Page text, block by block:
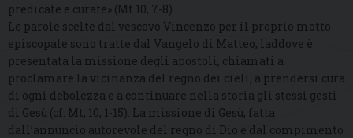
predicate e curate» (Mt 10, 7-8)
Le parole scelte dal vescovo Vincenzo per il proprio motto
episcopale sono tratte dal Vangelo di Matteo, laddove è
presentata la missione degli apostoli, chiamati a
proclamare la vicinanza del regno dei cieli, a prendersi cura
di ogni debolezza e a continuare nella storia gli stessi gesti
di Gesù (cf. Mt, 10, 1-15). La missione di Gesù, fatta
dall’annuncio autorevole del regno di Dio e dal compimento